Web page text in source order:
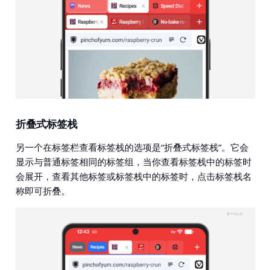
折叠式标签栈
另一个在标签栏查看标签栈的选项是“折叠式标签栈”。它会
显示与普通标签相同的标签组，当你查看标签栈中的标签时
会展开，查看其他标签或标签栈中的标签时，点击标签栈名
称即可折叠。